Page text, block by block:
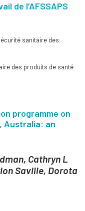
de l’AFSSAPS
sanitaire des
des produits de santé
programme on
Australia: an
Cathryn L
Saville, Dorota